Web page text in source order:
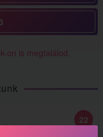
on is megtalálod.
22